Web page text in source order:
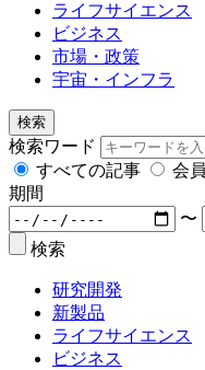
ライフサイエンス
ビジネス
市場・政策
宇宙・インフラ
検索
検索ワード
すべての記事
会
期間
〜
検索
研究開発
新製品
ライフサイエンス
ビジネス